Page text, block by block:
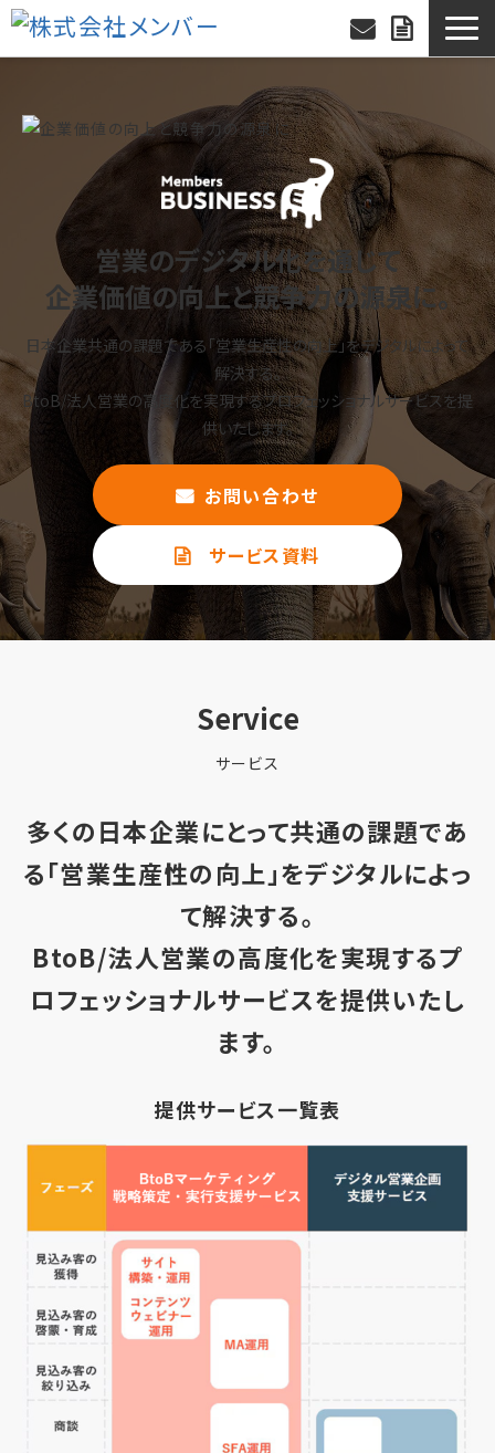
営業のデジタル化を通じて
企業価値の向上と競争力の源泉に。
日本企業共通の課題である「営業生産性の向上」をデジタルによって
解決する。
BtoB/法人営業の高度化を実現するプロフェッショナルサービスを提
供いたします。
お問い合わせ
サービス資料
Service
サービス
多くの日本企業にとって共通の課題であ
る「営業生産性の向上」をデジタルによっ
て解決する。
BtoB/法人営業の高度化を実現するプ
ロフェッショナルサービスを提供いたし
ます。
提供サービス一覧表